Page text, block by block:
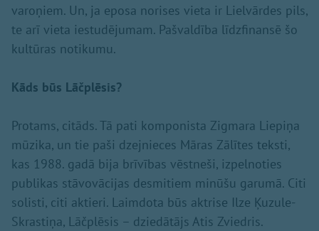
varoņiem. Un, ja eposa norises vieta ir Lielvārdes pils,
te arī vieta iestudējumam. Pašvaldība līdzfinansē šo
kultūras notikumu.
Kāds būs Lāčplēsis?
Protams, citāds. Tā pati komponista Zigmara Liepiņa
mūzika, un tie paši dzejnieces Māras Zālītes teksti,
kas 1988. gadā bija brīvības vēstneši, izpelnoties
publikas stāvovācijas desmitiem minūšu garumā. Citi
solisti, citi aktieri. Laimdota būs aktrise Ilze Ķuzule-
Skrastiņa, Lāčplēsis – dziedātājs Atis Zviedris.